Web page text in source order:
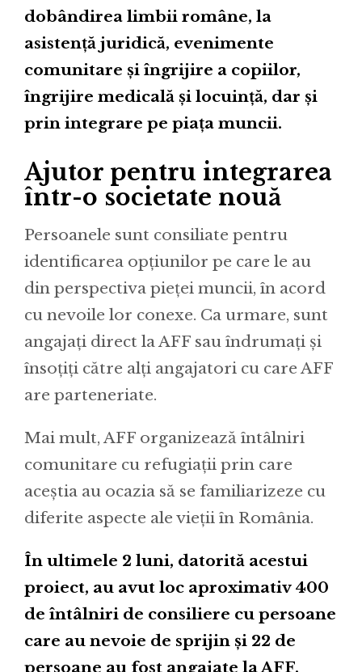
dobândirea limbii române, la
asistență juridică, evenimente
comunitare și îngrijire a copiilor,
îngrijire medicală și locuință, dar și
prin integrare pe piața muncii.
Ajutor pentru integrarea
într-o societate nouă
Persoanele sunt consiliate pentru
identificarea opțiunilor pe care le au
din perspectiva pieței muncii, în acord
cu nevoile lor conexe. Ca urmare, sunt
angajați direct la AFF sau îndrumați și
însoțiți către alți angajatori cu care AFF
are parteneriate.
Mai mult, AFF organizează întâlniri
comunitare cu refugiații prin care
aceștia au ocazia să se familiarizeze cu
diferite aspecte ale vieții în România.
În ultimele 2 luni, datorită acestui
proiect, au avut loc aproximativ 400
de întâlniri de consiliere cu persoane
care au nevoie de sprijin și 22 de
persoane au fost angajate la AFF,